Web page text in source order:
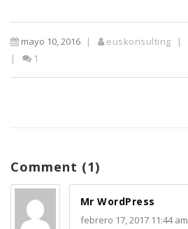
mayo 10, 2016 euskonsulting
1
Comment (1)
Mr WordPress
febrero 17, 2017 11:44 am